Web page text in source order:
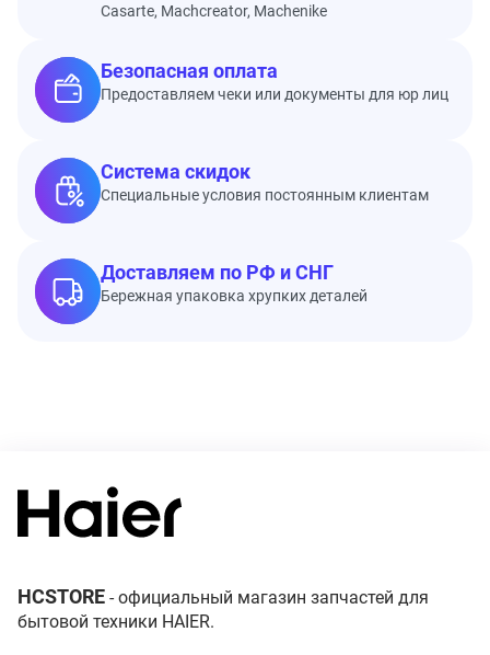
Casarte, Machcreator, Machenike
Безопасная оплата
Предоставляем чеки или документы для юр лиц
Система скидок
Специальные условия постоянным клиентам
Доставляем по РФ и СНГ
Бережная упаковка хрупких деталей
HCSTORE - официальный магазин запчастей для
бытовой техники HAIER.